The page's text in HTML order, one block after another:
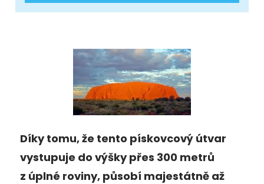
Díky tomu, že tento pískovcový útvar
vystupuje do výšky přes 300 metrů
z úplné roviny, působí majestátně až